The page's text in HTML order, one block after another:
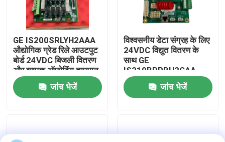
हमारे बारे में
कारखाना भ्रमण
गुणवत्ता नियंत्रण
GE IS200SRLYH2AAA
औद्योगिक ग्रेड रिले आउटपुट
बोर्ड 24VDC बिजली वितरण
और व्यापक ऑपरेटिंग तापमान
रेंज के साथ
जांच भेजें
विश्वसनीय डेटा संग्रह के लिए
24VDC विद्युत वितरण के
साथ GE
IS210BPPBH2CAA
औद्योगिक-ग्रेड पीएलसी I/O
बोर्ड
जांच भेजें